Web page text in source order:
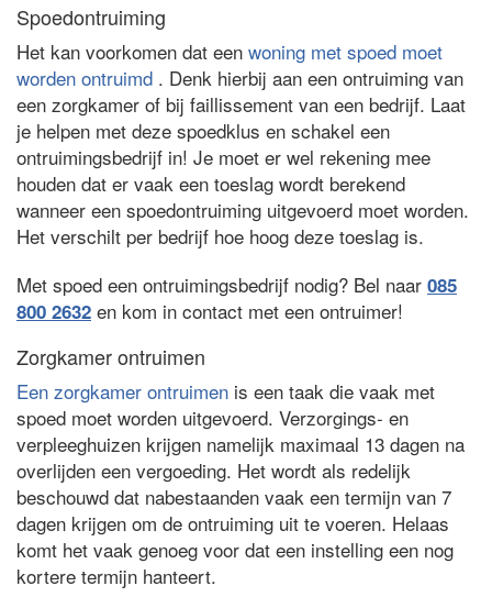
Spoedontruiming
Het kan voorkomen dat een woning met spoed moet
worden ontruimd . Denk hierbij aan een ontruiming van
een zorgkamer of bij faillissement van een bedrijf. Laat
je helpen met deze spoedklus en schakel een
ontruimingsbedrijf in! Je moet er wel rekening mee
houden dat er vaak een toeslag wordt berekend
wanneer een spoedontruiming uitgevoerd moet worden.
Het verschilt per bedrijf hoe hoog deze toeslag is.
Met spoed een ontruimingsbedrijf nodig? Bel naar 085
800 2632 en kom in contact met een ontruimer!
Zorgkamer ontruimen
Een zorgkamer ontruimen is een taak die vaak met
spoed moet worden uitgevoerd. Verzorgings- en
verpleeghuizen krijgen namelijk maximaal 13 dagen na
overlijden een vergoeding. Het wordt als redelijk
beschouwd dat nabestaanden vaak een termijn van 7
dagen krijgen om de ontruiming uit te voeren. Helaas
komt het vaak genoeg voor dat een instelling een nog
kortere termijn hanteert.